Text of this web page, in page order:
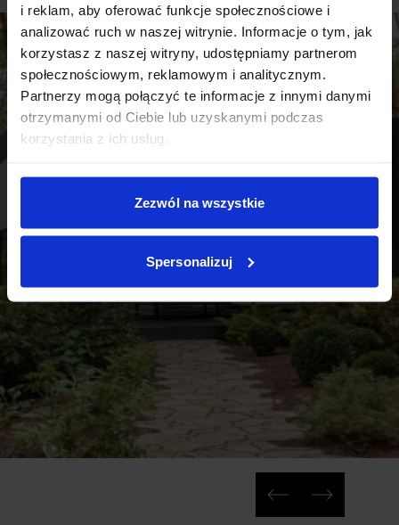
i reklam, aby oferować funkcje społecznościowe i
analizować ruch w naszej witrynie. Informacje o tym, jak
korzystasz z naszej witryny, udostępniamy partnerom
społecznościowym, reklamowym i analitycznym.
Partnerzy mogą połączyć te informacje z innymi danymi
otrzymanymi od Ciebie lub uzyskanymi podczas
korzystania z ich usług.
Zezwól na wszystkie
Spersonalizuj